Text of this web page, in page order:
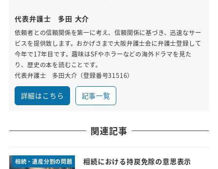
代表弁護士 多田 大介
依頼者との信頼関係を第一に考え、信頼関係に基づき、迅速なサー
ビスを提供致します。おかげさまで大阪弁護士会に弁護士登録して
今年で17年目です。趣味はSFやホラーなどの海外ドラマを見た
り、歴史の本を読むことです。
代表弁護士 多田大介（登録番号31516）
詳細はこちら 記事一覧
関連記事
相続・遺産分割の問題 相続における持戻免除の意思表示